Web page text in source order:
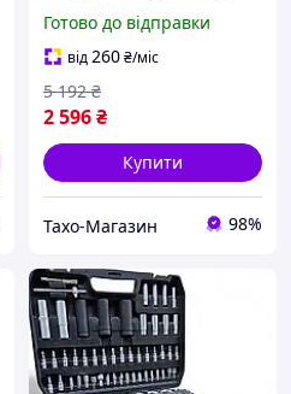
Ключів для Авто в Кейсі,
THO
Готово до відправки
від260₴/міс
2 596₴
5 192 ₴
Купити
Тахо-Магазин 98%